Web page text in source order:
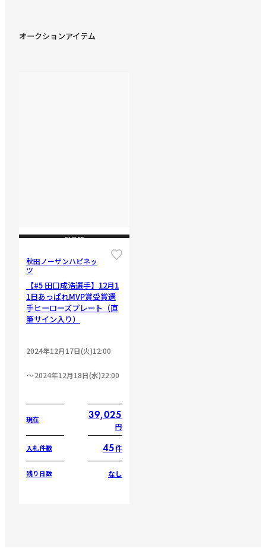
オークションアイテム
CLOSE
秋田ノーザンハピネッ
ツ
【#5 田口成浩選手】12月1
1日あっぱれMVP賞受賞選
手ヒーローズプレート（直
筆サイン入り）
2024年12月17日(火)12:00
2024年12月18日(水)22:00
現在 39,025
円
入札件数 45件
残り日数 なし